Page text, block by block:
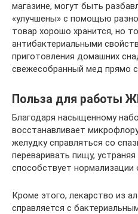
магазине, могут быть
«улучшены» с помощью
товар хорошо хранится, но
антибактериальными
приготовления домашних
свежесобранный мед прямо с
Польза для работы
Благодаря насыщенному
восстанавливает
желудку справляться со
переваривать пищу,
способствует
Кроме этого, лекарство из
справляется с